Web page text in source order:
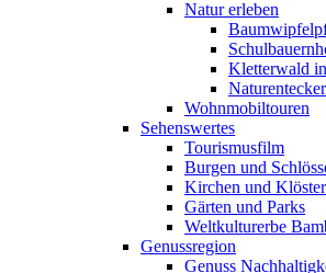
Natur erleben
Kletterwald
Naturentecker
Wohnmobiltouren
Sehenswertes
Tourismusfilm
Burgen und
Kirchen und Klöster
Gärten und Parks
Weltkulturerbe
Genussregion
Genuss